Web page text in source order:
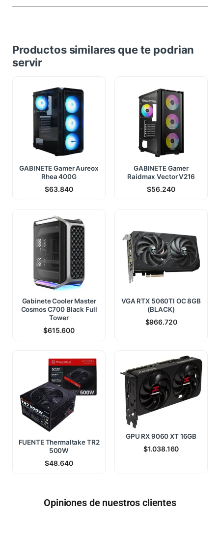
Productos similares que te podrian
servir
GABINETE Gamer Aureox
Rhea 400G
$63.840
GABINETE Gamer
Raidmax Vector V216
$56.240
Gabinete Cooler Master
Cosmos C700 Black Full
Tower
$615.600
VGA RTX 5060TI OC 8GB
(BLACK)
$966.720
FUENTE Thermaltake TR2
500W
$48.640
GPU RX 9060 XT 16GB
$1.038.160
Opiniones de nuestros clientes